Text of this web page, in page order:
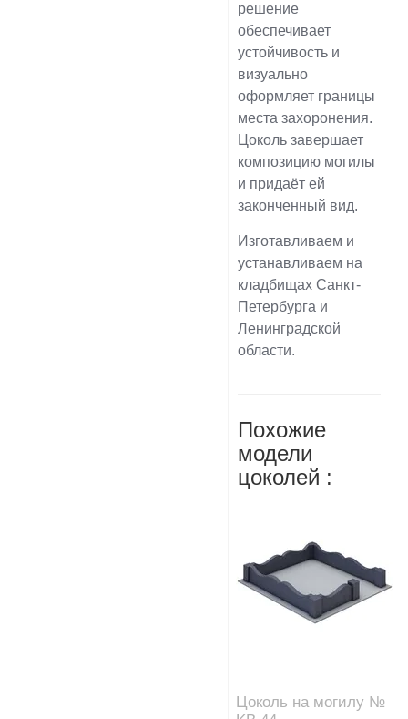
решение
обеспечивает
устойчивость и
визуально
оформляет границы
места захоронения.
Цоколь завершает
композицию могилы
и придаёт ей
законченный вид.
Изготавливаем и
устанавливаем на
кладбищах Санкт-
Петербурга и
Ленинградской
области.
Похожие
модели
цоколей :
Цоколь на могилу №